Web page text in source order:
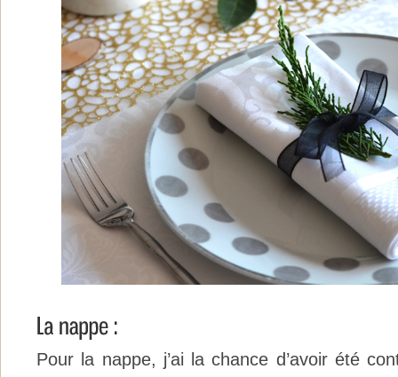
Pour la nappe, j’ai la chance d’avoir été